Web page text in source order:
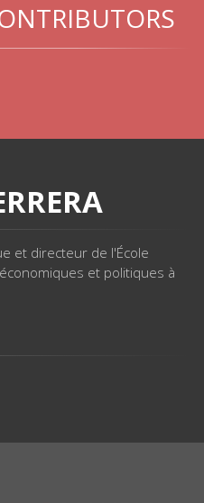
et directeur de l'École
et politiques à